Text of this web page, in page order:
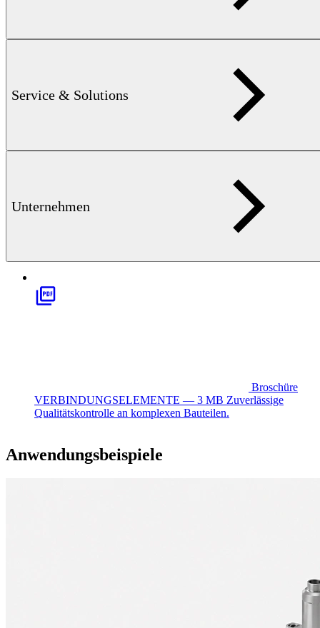
Service & Solutions
Unternehmen
SONDENKATALOG — 3 MBUmfassende Lösungen für
Broschüre
VERBINDUNGSELEMENTE — 3 MB Zuverlässige
Qualitätskontrolle an komplexen Bauteilen.
Anwendungsbeispiele